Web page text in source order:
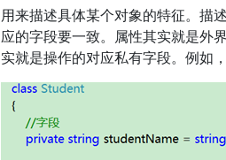
用来描述具体某个对象的特征。描
应的字段要一致。属性其实就是外
实就是操作的对应私有字段。例如，